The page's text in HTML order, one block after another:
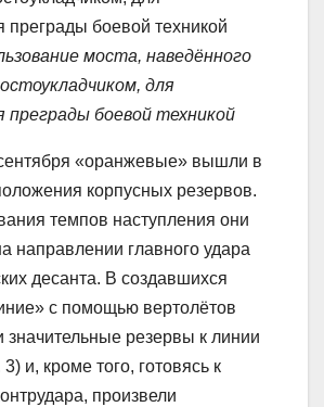
моста, наведённого
для
преграды боевой техникой
«оранжевые» вышли в
корпусных резервов.
темпов наступления они
направлении главного удара
десанта. В создавшихся
с помощью вертолётов
значительные резервы к линии
и, кроме того, готовясь к
произвели